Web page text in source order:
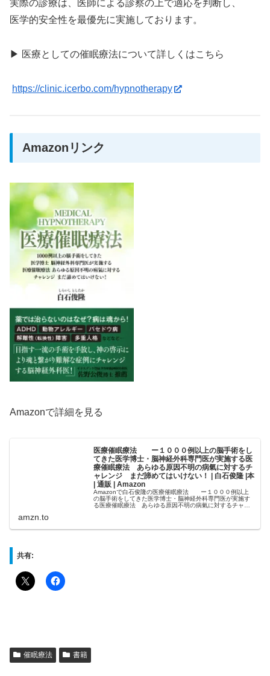
実際の診療は、医師による診察の上で適応を判断し、
医学的安全性を最優先に実施しております。
▶ 医療としての催眠療法について詳しくはこちら
https://clinic.icerbo.com/hypnotherapy
Amazonリンク
Amazonで詳細を見る
医療催眠療法 ー１０００例以上の脳手術をし
てきた医学博士・脳神経外科専門医が実施する医
療催眠療法 あらゆる原因不明の病氣に対するチ
ャレンジ まだ諦めてはいけない！ | 白石俊隆 |本
| 通販 | Amazon
Amazonで白石俊隆の医療催眠療法 ー１０００例以上
の脳手術をしてきた医学博士・脳神経外科専門医が実施す
る医療催眠療法 あらゆる原因不明の病氣に対するチャレ
amzn.to
共有:
催眠療法 書籍